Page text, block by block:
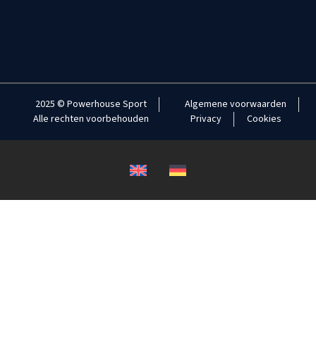
2025 © Powerhouse Sport
Alle rechten voorbehouden
Algemene voorwaarden
Privacy
Cookies